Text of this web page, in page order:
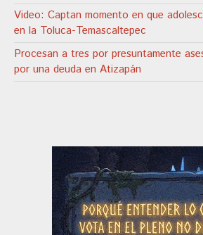
Video: Captan momento en que
en la Toluca-Temascaltepec
Procesan a tres por presuntamente
por una deuda en Atizapán